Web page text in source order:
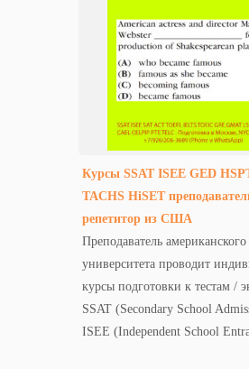
Курсы SSAT ISEE GED
TACHS HiSET
репетитор из США
Преподаватель американского
университета проводит
курсы подготовки к тестам /
SSAT (Secondary School
ISEE (Independent School